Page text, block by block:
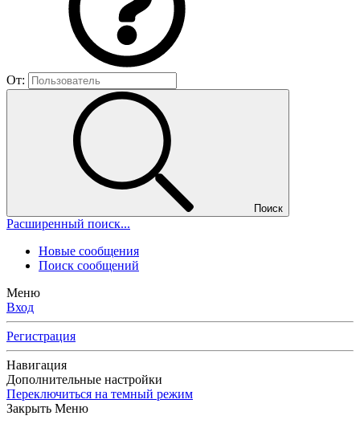
От:
Поиск
Расширенный поиск...
Новые сообщения
Поиск сообщений
Меню
Вход
Регистрация
Навигация
Дополнительные настройки
Переключиться на темный режим
Закрыть Меню